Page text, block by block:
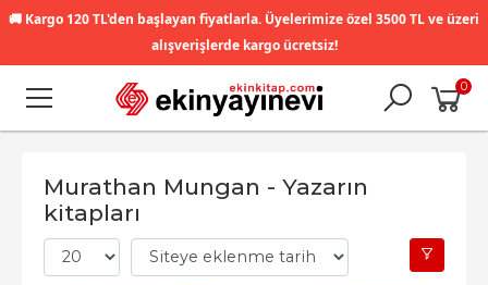
🚚 Kargo 120 TL'den başlayan fiyatlarla. Üyelerimize özel 3500 TL ve üzeri
alışverişlerde kargo ücretsiz!
0
Murathan Mungan - Yazarın
kitapları